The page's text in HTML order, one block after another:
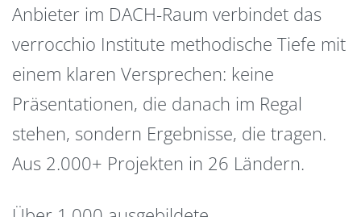
Anbieter im DACH-Raum verbindet das
verrocchio Institute methodische Tiefe mit
einem klaren Versprechen: keine
Präsentationen, die danach im Regal
stehen, sondern Ergebnisse, die tragen.
Aus 2.000+ Projekten in 26 Ländern.